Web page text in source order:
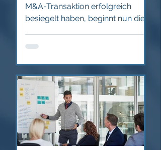
M&A-Transaktion erfolgreich
besiegelt haben, beginnt nun die
Unternehmens in das Unter